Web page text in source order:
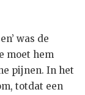
was de
moet hem
pijnen. In het
totdat een